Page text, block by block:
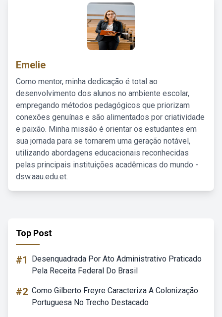
Emelie
Como mentor, minha dedicação é total ao
desenvolvimento dos alunos no ambiente escolar,
empregando métodos pedagógicos que priorizam
conexões genuínas e são alimentados por criatividade
e paixão. Minha missão é orientar os estudantes em
sua jornada para se tornarem uma geração notável,
utilizando abordagens educacionais reconhecidas
pelas principais instituições acadêmicas do mundo -
dsw.aau.edu.et.
Top Post
#1
Desenquadrada Por Ato Administrativo Praticado
Pela Receita Federal Do Brasil
#2 Como Gilberto Freyre Caracteriza A Colonização
Portuguesa No Trecho Destacado